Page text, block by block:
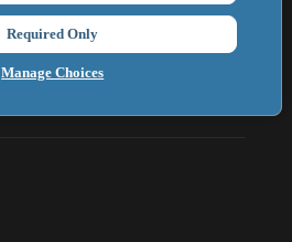
Manage Choices
Required Only